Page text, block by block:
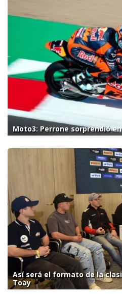
Moto3: Perrone sorprendió
Así será el formato de la
Toay